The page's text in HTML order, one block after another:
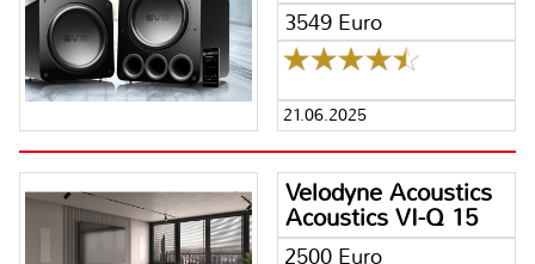
3549 Euro
21.06.2025
Velodyne Acoustics
Acoustics VI-Q 15
2500 Euro